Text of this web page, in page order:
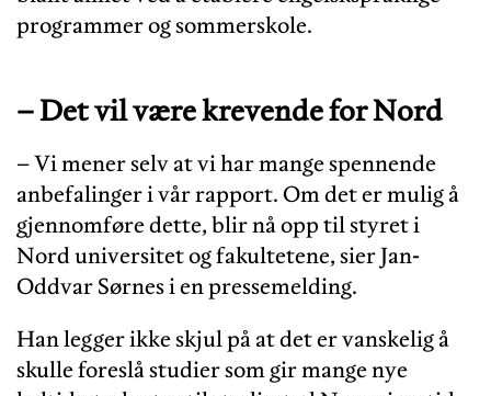
programmer og sommerskole.
– Det vil være krevende for Nord
– Vi mener selv at vi har mange spennende
anbefalinger i vår rapport. Om det er mulig å
gjennomføre dette, blir nå opp til styret i
Nord universitet og fakultetene, sier Jan-
Oddvar Sørnes i en pressemelding.
Han legger ikke skjul på at det er vanskelig å
skulle foreslå studier som gir mange nye